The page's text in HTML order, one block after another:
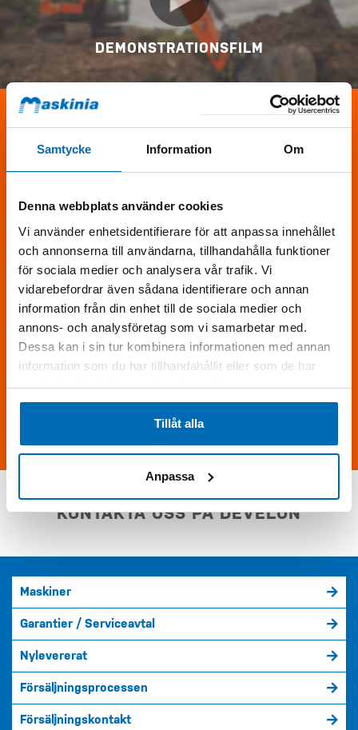
Samtycke Information Om
Denna webbplats använder cookies
Vi använder enhetsidentifierare för att anpassa innehållet
och annonserna till användarna, tillhandahålla funktioner
för sociala medier och analysera vår trafik. Vi
vidarebefordrar även sådana identifierare och annan
information från din enhet till de sociala medier och
annons- och analysföretag som vi samarbetar med.
Dessa kan i sin tur kombinera informationen med annan
information som du har tillhandahållit eller som de har
samlat in när du har använt deras tjänster.
Tillåt alla
Anpassa
DEMONSTRATIONSFILM
KONTAKTA MIG
Skriv följande siffror i fältet (34740)
KONTAKTA OSS PÅ DEVELON
Maskiner
Garantier / Serviceavtal
Nylevererat
Försäljningsprocessen
Försäljningskontakt